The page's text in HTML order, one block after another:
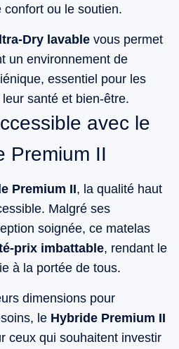
ou le soutien.
Dry lavable vous permet
un environnement de
essentiel pour les
santé et bien-être.
avec le
Premium II
Premium II, la qualité haut
Malgré ses
soignée, ce matelas
prix imbattable, rendant le
à la portée de tous.
dimensions pour
le Hybride Premium II
ceux qui souhaitent investir